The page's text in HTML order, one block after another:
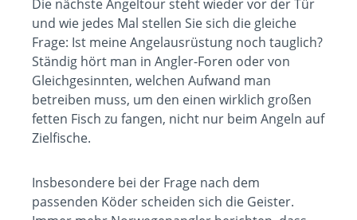
Die nächste Angeltour steht wieder vor der Tür
und wie jedes Mal stellen Sie sich die gleiche
Frage: Ist meine Angelausrüstung noch tauglich?
Ständig hört man in Angler-Foren oder von
Gleichgesinnten, welchen Aufwand man
betreiben muss, um den einen wirklich großen
fetten Fisch zu fangen, nicht nur beim Angeln auf
Zielfische.
Insbesondere bei der Frage nach dem
passenden Köder scheiden sich die Geister.